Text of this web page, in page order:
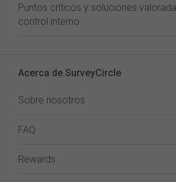
Puntos críticos y soluciones
control interno
Acerca de SurveyCircle
Sobre nosotros
FAQ
Rewards